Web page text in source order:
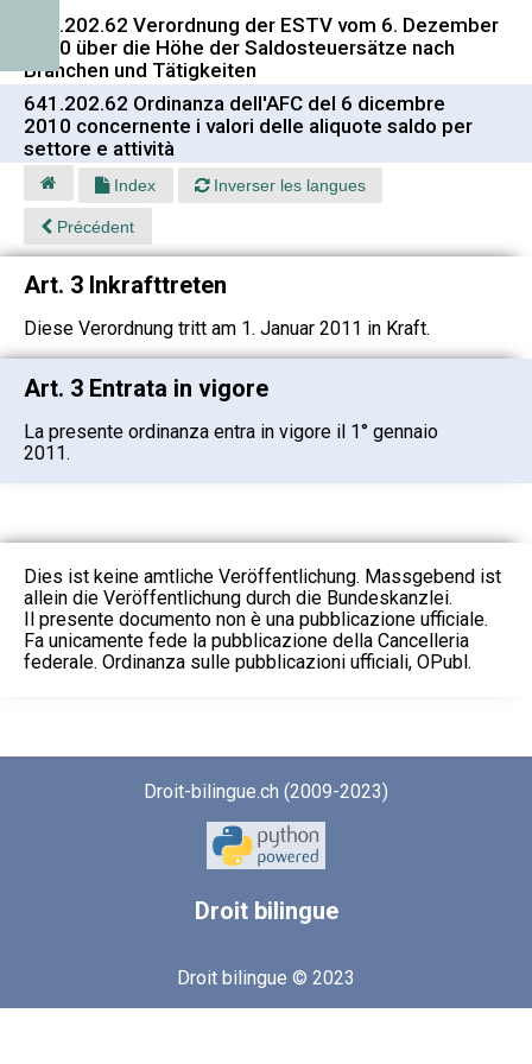
641.202.62 Verordnung der ESTV vom 6. Dezember
2010 über die Höhe der Saldosteuersätze nach
Branchen und Tätigkeiten
641.202.62 Ordinanza dell'AFC del 6 dicembre
2010 concernente i valori delle aliquote saldo per
settore e attività
Index Inverser les langues
Précédent
Art. 3 Inkrafttreten
Diese Verordnung tritt am 1. Januar 2011 in Kraft.
Art. 3 Entrata in vigore
La presente ordinanza entra in vigore il 1° gennaio
2011.
Dies ist keine amtliche Veröffentlichung. Massgebend ist
allein die Veröffentlichung durch die Bundeskanzlei.
Il presente documento non è una pubblicazione ufficiale.
Fa unicamente fede la pubblicazione della Cancelleria
federale. Ordinanza sulle pubblicazioni ufficiali, OPubl.
Droit-bilingue.ch (2009-2023)
Droitbilingue
Droit bilingue © 2023